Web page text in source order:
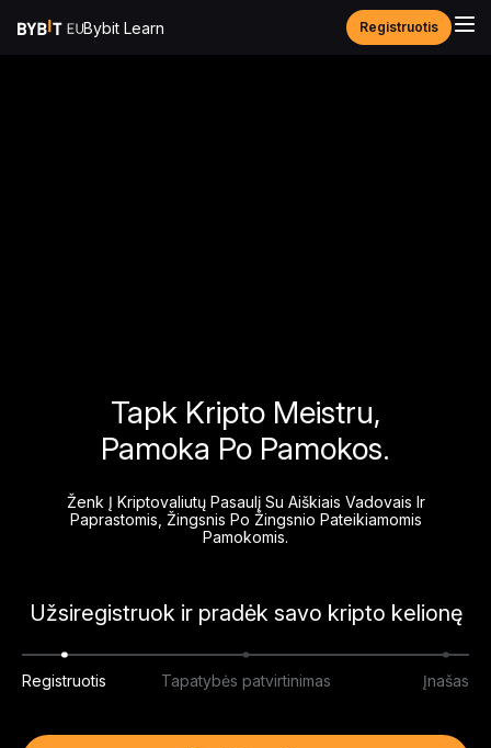
Bybit Learn Registruotis
Tapk Kripto Meistru,
Pamoka Po Pamokos.
Ženk Į Kriptovaliutų Pasaulį Su Aiškiais Vadovais Ir
Paprastomis, Žingsnis Po Žingsnio Pateikiamomis
Pamokomis.
Užsiregistruok ir pradėk savo kripto kelionę
Registruotis Tapatybės patvirtinimas Įnašas